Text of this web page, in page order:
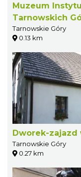
Muzeum
Tarnowskich
Tarnowskie Góry
0.13 km
Dworek-zajazd
Tarnowskie Góry
0.27 km